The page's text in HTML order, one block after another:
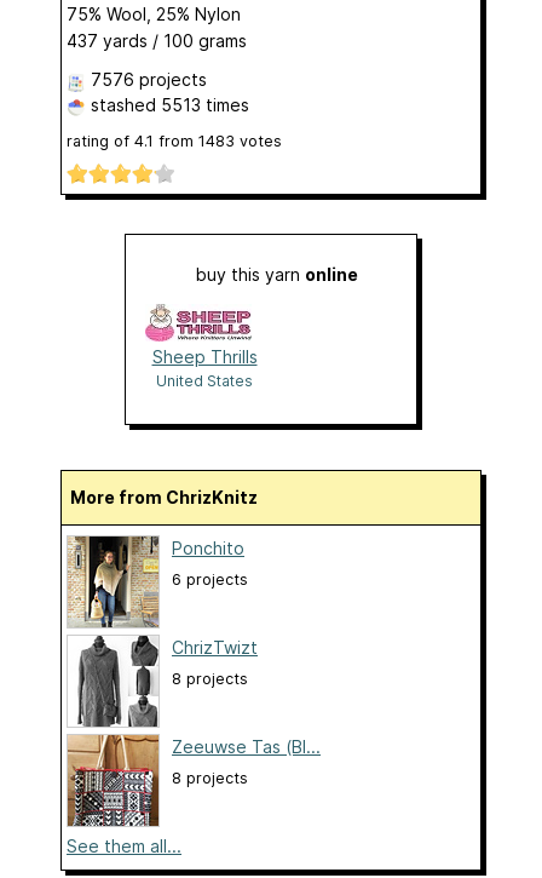
75% Wool, 25% Nylon
437 yards / 100 grams
7576 projects
stashed 5513 times
rating of 4.1 from 1483 votes
buy this yarn online
Sheep Thrills
United States
More from ChrizKnitz
Ponchito
6 projects
ChrizTwizt
8 projects
Zeeuwse Tas (Bl...
8 projects
See them all...